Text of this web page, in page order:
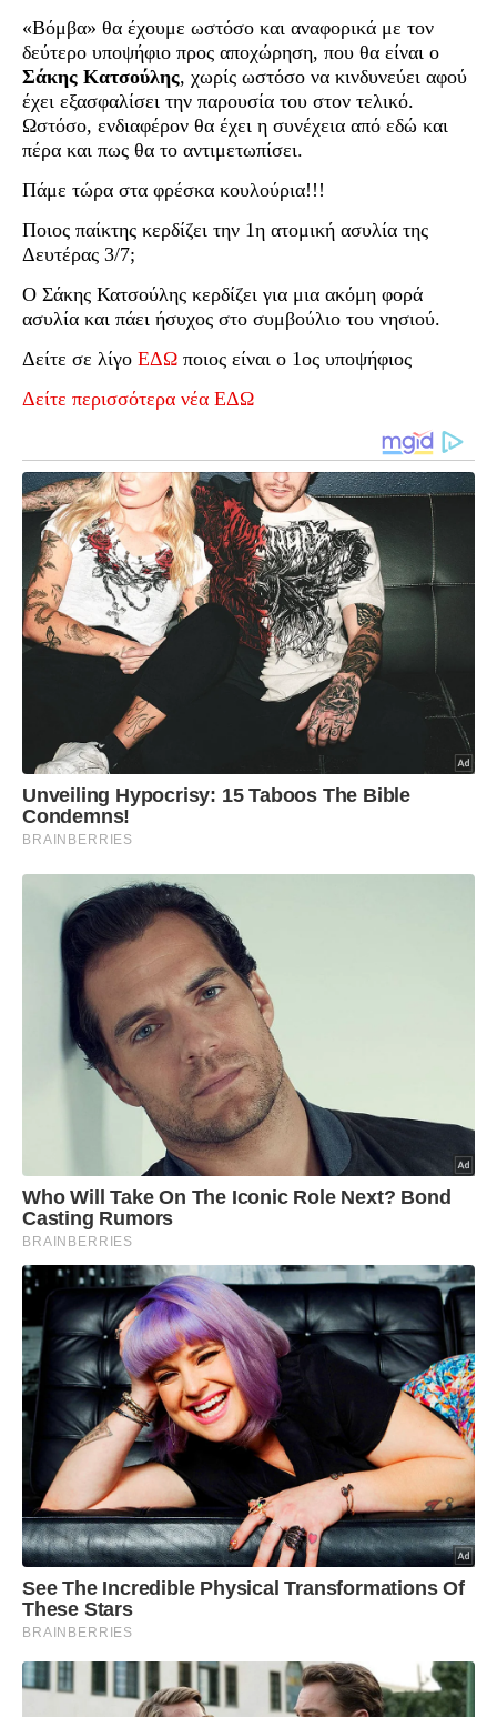
«Βόμβα» θα έχουμε ωστόσο και αναφορικά με τον
δεύτερο υποψήφιο προς αποχώρηση, που θα είναι ο
Σάκης Κατσούλης, χωρίς ωστόσο να κινδυνεύει αφού
έχει εξασφαλίσει την παρουσία του στον τελικό.
Ωστόσο, ενδιαφέρον θα έχει η συνέχεια από εδώ και
πέρα και πως θα το αντιμετωπίσει.
Πάμε τώρα στα φρέσκα κουλούρια!!!
Ποιος παίκτης κερδίζει την 1η ατομική ασυλία της
Δευτέρας 3/7;
Ο Σάκης Κατσούλης κερδίζει για μια ακόμη φορά
ασυλία και πάει ήσυχος στο συμβούλιο του νησιού.
Δείτε σε λίγο ΕΔΩ ποιος είναι ο 1ος υποψήφιος
Δείτε περισσότερα νέα ΕΔΩ